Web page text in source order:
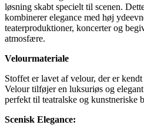
løsning skabt specielt til scenen.
kombinerer elegance med høj
teaterproduktioner, koncerter og
atmosfære.
Velourmateriale
Stoffet er lavet af velour, der er
Velour tilføjer en luksuriøs og
perfekt til teatralske og kunstneriske
Scenisk Elegance: